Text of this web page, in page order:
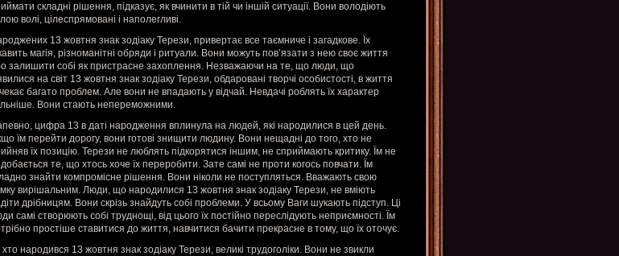
складні рішення, підказує, як вчинити в тій чи іншій ситуації. Вони володіють
волі, цілеспрямовані і наполегливі.
13 жовтня знак зодіаку Терези, привертає все таємниче і загадкове. Їх
магія, різноманітні обряди і ритуали. Вони можуть пов’язати з нею своє життя
залишити собі як пристрасне захоплення. Незважаючи на те, що люди, що
на світ 13 жовтня знак зодіаку Терези, обдаровані творчі особистості, в життя
чекає багато проблем. Але вони не впадають у відчай. Невдачі роблять їх характер
Вони стають непереможними.
цифра 13 в даті народження вплинула на людей, які народилися в цей день.
їм перейти дорогу, вони готові знищити людину. Вони нещадні до того, хто не
їх позицію. Терези не люблять підкорятися іншим, не сприймають критику. Їм не
те, що хтось хоче їх переробити. Зате самі не проти когось повчати. Їм
знайти компромісне рішення. Вони ніколи не поступляться. Вважають свою
вирішальним. Люди, що народилися 13 жовтня знак зодіаку Терези, не вміють
дрібницям. Вони скрізь знайдуть собі проблеми. У всьому Ваги шукають підступ. Ці
самі створюють собі труднощі, від цього їх постійно переслідують неприємності. Їм
простіше ставитися до життя, навчитися бачити прекрасне в тому, що їх оточує.
хто народився 13 жовтня знак зодіаку Терези, великі трудоголіки. Вони не звикли